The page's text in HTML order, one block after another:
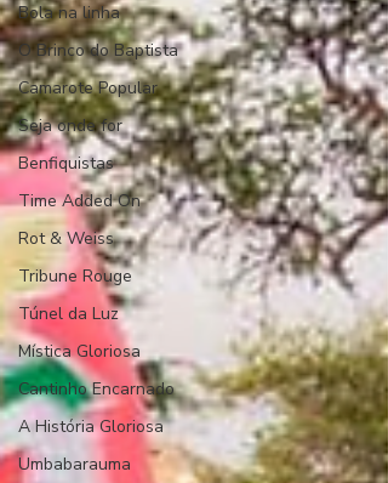
Bola na linha
O Brinco do Baptista
Camarote Popular
Seja onde for
Benfiquistas
Time Added On
Rot & Weiss
Tribune Rouge
Túnel da Luz
Mística Gloriosa
Cantinho Encarnado
A História Gloriosa
Umbabarauma